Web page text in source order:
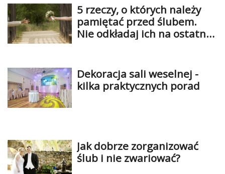
5 rzeczy, o których należy
pamiętać przed ślubem.
Nie odkładaj ich na ostatnią
Dekoracja sali weselnej -
kilka praktycznych porad
Jak dobrze zorganizować
ślub i nie zwariować?